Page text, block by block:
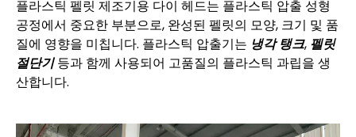
플라스틱 펠릿 제조기용 다이 헤드는 플라스틱 압출 성형
공정에서 중요한 부분으로, 완성된 펠릿의 모양, 크기 및 품
질에 영향을 미칩니다. 플라스틱 압출기는 냉각 탱크, 펠릿
절단기등과 함께 사용되어 고품질의 플라스틱 과립을 생
산합니다.